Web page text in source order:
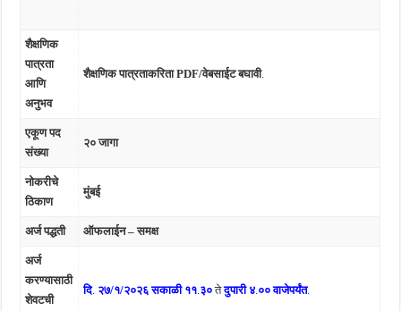
शैक्षणिक
पात्रता
आणि
अनुभव
शैक्षणिक पात्रताकरिता PDF/वेबसाईट बघावी.
एकूण पद
संख्या
२० जागा
नोकरीचे
ठिकाण
मुंबई
अर्ज पद्धती ऑफलाईन– समक्ष
अर्ज
करण्यासाठी
शेवटची
दि. २७/१/२०२६ सकाळी ११ ३०तेदुपारी ४. ०० वाजेपर्यंत.